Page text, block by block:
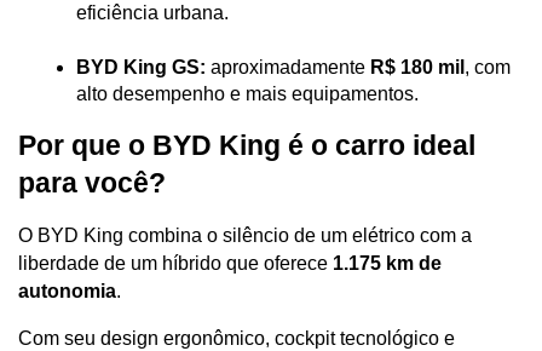
eficiência urbana.
BYD King GS: aproximadamente R$ 180 mil , com
alto desempenho e mais equipamentos.
Por que o BYD King é o carro ideal
para você?
O BYD King combina o silêncio de um elétrico com a
liberdade de um híbrido que oferece 1.175 km de
autonomia.
Com seu design ergonômico, cockpit tecnológico e